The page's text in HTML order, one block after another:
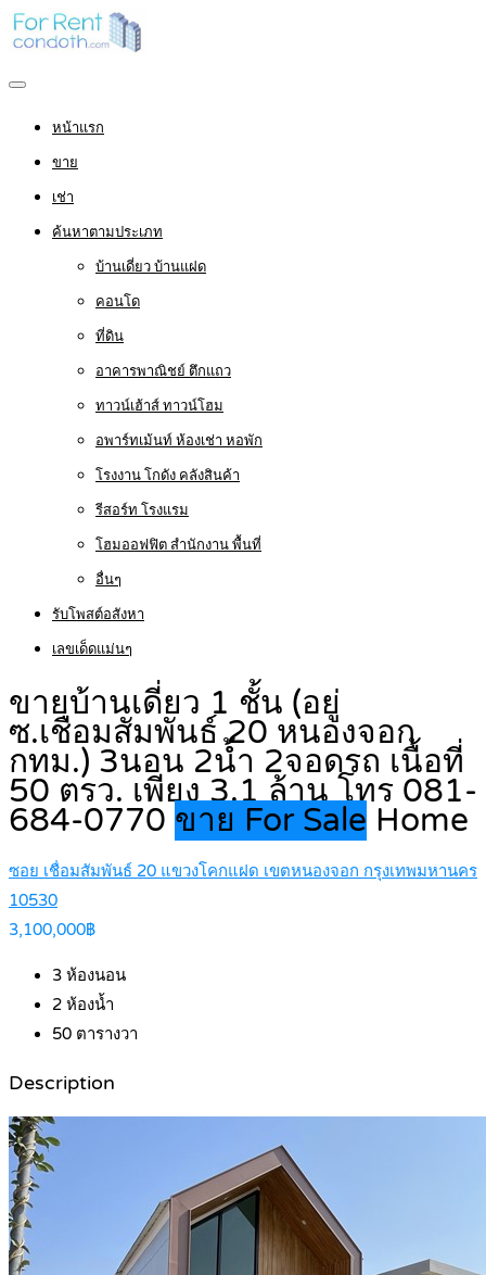
หน้าแรก
ขาย
เช่า
ค้นหาตามประเภท
บ้านเดี่ยว บ้านแฝด
คอนโด
ที่ดิน
อาคารพาณิชย์ ตึกแถว
ทาวน์เฮ้าส์ ทาวน์โฮม
อพาร์ทเม้นท์ ห้องเช่า หอพัก
โรงงาน โกดัง คลังสินค้า
รีสอร์ท โรงแรม
โฮมออฟฟิต สำนักงาน พื้นที่
อื่นๆ
รับโพสต์อสังหา
เลขเด็ดแม่นๆ
ขายบ้านเดี่ยว 1 ชั้น (อยู่
ซ.เชื่อมสัมพันธ์ 20 หนองจอก
กทม.) 3นอน 2น้ำ 2จอดรถ เนื้อที่
50 ตรว. เพียง 3.1 ล้าน โทร 081-
684-0770 ขาย For Sale Home
ซอย เชื่อมสัมพันธ์ 20 แขวงโคกแฝด เขตหนองจอก กรุงเทพมหานคร
10530
3,100,000฿
3 ห้องนอน
2 ห้องน้ำ
50 ตารางวา
Description